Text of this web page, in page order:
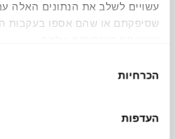
עשויים לשלב את הנתונים האלה
שסיפקתם או שהם אספו בעקבות
הסכמה
הכרחיות
העדפות
ספה מרווחת בעיצוב קליל,